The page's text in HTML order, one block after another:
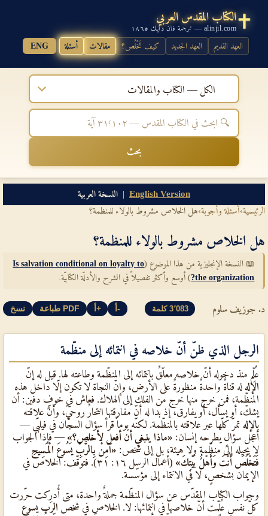
الكتاب المقدس العربي
alinjil.com — ترجمة فان دايك ١٨٦٥
العهد القديم العهد الجديد كيف تَخْلُص؟ مقالات أسئلة ENG
الكل — الكتاب والمقالات
بحث
English Version
| النسخة العربية
الرئيسية›أسئلة وأجوبة›هل الخلاص مشروط بالولاء للمنظمة؟
هل الخلاص مشروط بالولاء للمنظمة؟
📖 النسخة الإنجليزية من هذا الموضوع (Is salvation conditional on loyalty to
the organization? ) أوسع وأكثر تفصيلاً في الشرح والأدلّة الكتابيّة.
د. جوزيف سلوم 3٬083 كلمة نسخ طباعة PDF أ+ أ-
الرجل الذي ظنّ أنّ خلاصه في انتمائه إلى منظّمة
عُلِّم منذ دخوله أنّ خلاصه معلّقٌ بانتمائه إلى المنظّمة وطاعته لها. قيل له إنّ
الإله له قناةٌ واحدةٌ منظورةٌ على الأرض، وإنّ النجاة لا تكون إلّا داخل هذه
المنظّمة، فمن خرج منها خرج من الفلك إلى الهلاك. فعاش في خوفٍ دفين: أن
يشكّ، أو يسأل، أو يفارق، إذ بدا له أنّ مفارقتها انتحارٌ روحيّ، وأنّ علاقته
بالإله تمرّ كلّها عبر علاقته بالمنظّمة. لكنّه يوماً قرأ سؤال السجّان في فيلبّي —
أعجل سؤالٍ يطرحه إنسان: «ماذا ينبغي أن أفعل لأخلص؟» — فإذا الجواب
لا يحيله إلى منظّمةٍ ولا هيئة، بل إلى شخص: «آمِنْ بِالرَّبِّ يَسُوعَ الْمَسِيحِ
فَتَخْلُصَ أَنْتَ وَأَهْلُ بَيْتِكَ»
(أعمال الرسل ١٦: ٣١). فتوقّف: الخلاص في
الإيمان بشخصٍ، لا في الانتماء إلى مؤسّسة.
وجواب الكتاب المقدّس عن سؤال المنظّمة جملةٌ واحدة، متى أُدرِكت حرّرت
كلّ نفسٍ عُلِّمت أنّ خلاصها في انتمائها: لا. الخلاص في شخص الرب يسوع